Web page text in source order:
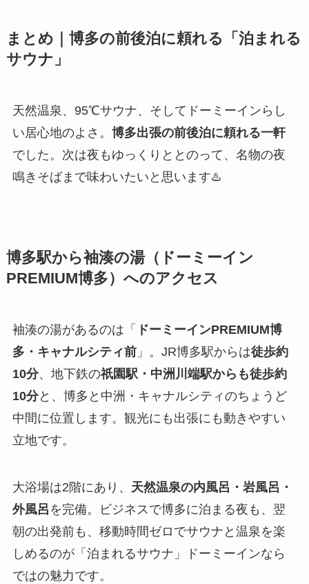
まとめ｜博多の前後泊に頼れる「泊まれる
サウナ」
天然温泉、95℃サウナ、そしてドーミーインらし
い居心地のよさ。 博多出張の前後泊に頼れる一軒
でした。次は夜もゆっくりととのって、名物の夜
鳴きそばまで味わいたいと思います♨️
博多駅から袖湊の湯（ドーミーイン
PREMIUM博多）へのアクセス
袖湊の湯があるのは「
ドーミーインPREMIUM博
多・キャナルシティ前」。JR博多駅からは徒歩約
10分、地下鉄の祇園駅・中洲川端駅からも徒歩約
10分と、博多と中洲・キャナルシティのちょうど
中間に位置します。観光にも出張にも動きやすい
立地です。
大浴場は2階にあり、 天然温泉の内風呂・岩風呂・
外風呂 を完備。ビジネスで博多に泊まる夜も、翌
朝の出発前も、移動時間ゼロでサウナと温泉を楽
しめるのが「泊まれるサウナ」ドーミーインなら
ではの魅力です。